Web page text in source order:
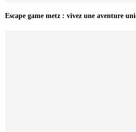
Escape game metz : vivez une aventure